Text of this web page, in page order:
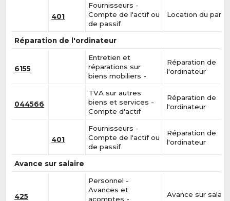
401
Fournisseurs -
Compte de l'actif ou
de passif
Location du
Réparation de l'ordinateur
6155
Entretien et
réparations sur
biens mobiliers -
Réparation de
l'ordinateur
044566
TVA sur autres
biens et services -
Compte d'actif
Réparation de
l'ordinateur
401
Fournisseurs -
Compte de l'actif ou
de passif
Réparation de
l'ordinateur
Avance sur salaire
425
Personnel -
Avances et
acomptes -
Avance sur